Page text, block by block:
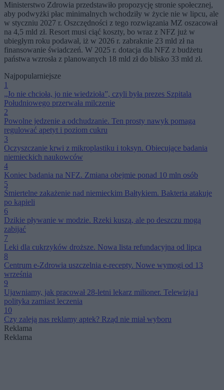
Ministerstwo Zdrowia przedstawiło propozycję stronie społecznej,
aby podwyżki płac minimalnych wchodziły w życie nie w lipcu, ale
w styczniu 2027 r. Oszczędności z tego rozwiązania MZ oszacował
na 4,5 mld zł. Resort musi ciąć koszty, bo wraz z NFZ już w
ubiegłym roku podawał, iż w 2026 r. zabraknie 23 mld zł na
finansowanie świadczeń. W 2025 r. dotacja dla NFZ z budżetu
państwa wzrosła z planowanych 18 mld zł do blisko 33 mld zł.
Najpopularniejsze
1
„Jo nie chcioła, jo nie wiedzioła”, czyli była prezes Szpitala
Południowego przerwała milczenie
2
Powolne jedzenie a odchudzanie. Ten prosty nawyk pomaga
regulować apetyt i poziom cukru
3
Oczyszczanie krwi z mikroplastiku i toksyn. Obiecujące badania
niemieckich naukowców
4
Koniec badania na NFZ. Zmiana obejmie ponad 10 mln osób
5
Śmiertelne zakażenie nad niemieckim Bałtykiem. Bakteria atakuje
po kąpieli
6
Dzikie pływanie w modzie. Rzeki kuszą, ale po deszczu mogą
zabijać
7
Leki dla cukrzyków droższe. Nowa lista refundacyjna od lipca
8
Centrum e-Zdrowia uszczelnia e-recepty. Nowe wymogi od 13
września
9
Ujawniamy, jak pracował 28-letni lekarz milioner. Telewizja i
polityka zamiast leczenia
10
Czy zaleją nas reklamy aptek? Rząd nie miał wyboru
Reklama
Reklama